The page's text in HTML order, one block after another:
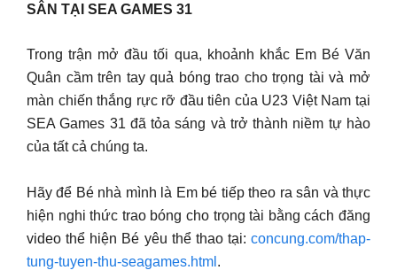
SÂN TẠI SEA GAMES 31
Trong trận mở đầu tối qua, khoảnh khắc Em Bé Văn
Quân cầm trên tay quả bóng trao cho trọng tài và mở
màn chiến thắng rực rỡ đầu tiên của U23 Việt Nam tại
SEA Games 31 đã tỏa sáng và trở thành niềm tự hào
của tất cả chúng ta.
Hãy để Bé nhà mình là Em bé tiếp theo ra sân và thực
hiện nghi thức trao bóng cho trọng tài bằng cách đăng
video thể hiện Bé yêu thể thao tại: concung.com/thap-
tung-tuyen-thu-seagames.html .